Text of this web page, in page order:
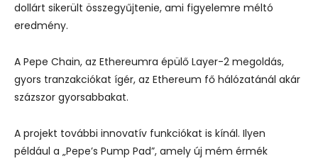
dollárt sikerült összegyűjtenie, ami figyelemre méltó
eredmény.
A Pepe Chain, az Ethereumra épülő Layer-2 megoldás,
gyors tranzakciókat ígér, az Ethereum fő hálózatánál akár
százszor gyorsabbakat.
A projekt további innovatív funkciókat is kínál. Ilyen
például a „Pepe’s Pump Pad”, amely új mém érmék